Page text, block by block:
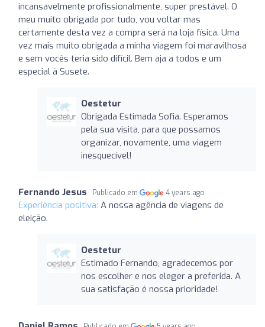
incansavelmente profissionalmente, super prestável. O
meu muito obrigada por tudo, vou voltar mas
certamente desta vez a compra será na loja física. Uma
vez mais muito obrigada a minha viagem foi maravilhosa
e sem vocês teria sido difícil. Bem aja a todos e um
especial à Susete.
Oestetur
Obrigada Estimada Sofia. Esperamos
pela sua visita, para que possamos
organizar, novamente, uma viagem
inesquecível!
Fernando Jesus Publicado em 4 years ago
Experiência positiva: A nossa agência de viagens de
eleição.
Oestetur
Estimado Fernando, agradecemos por
nos escolher e nos eleger a preferida. A
sua satisfação é nossa prioridade!